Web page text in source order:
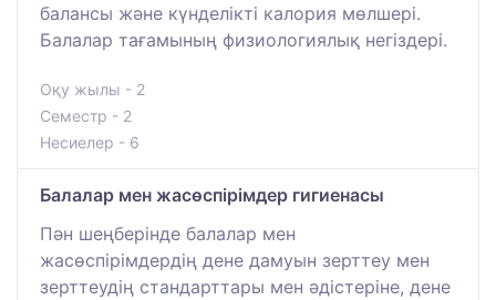
балансы және күнделікті калория мөлшері.
Балалар тағамының физиологиялық негіздері.
Оқу жылы - 2
Семестр - 2
Несиелер - 6
Балалар мен жасөспірімдер гигиенасы
Пән шеңберінде балалар мен
жасөспірімдердің дене дамуын зерттеу мен
зерттеудің стандарттары мен әдістеріне, дене